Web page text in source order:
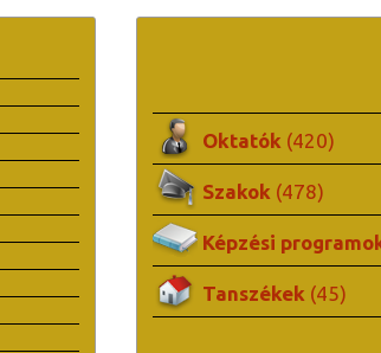
Oktatók (420)
Szakok (478)
Képzési
Tanszékek (45)